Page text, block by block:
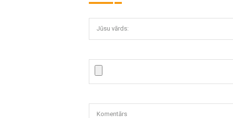
Jūsu vārds:
Komentārs